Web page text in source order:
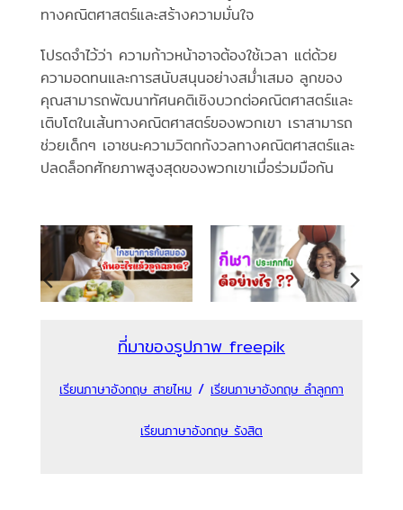
ทางคณิตศาสตร์และสร้างความมั่นใจ
โปรดจำไว้ว่า ความก้าวหน้าอาจต้องใช้เวลา แต่ด้วย
ความอดทนและการสนับสนุนอย่างสม่ำเสมอ ลูกของ
คุณสามารถพัฒนาทัศนคติเชิงบวกต่อคณิตศาสตร์และ
เติบโตในเส้นทางคณิตศาสตร์ของพวกเขา เราสามารถ
ช่วยเด็กๆ เอาชนะความวิตกกังวลทางคณิตศาสตร์และ
ปลดล็อกศักยภาพสูงสุดของพวกเขาเมื่อร่วมมือกัน
ที่มาของรูปภาพ freepik
เรียนภาษาอังกฤษ สายไหม / เรียนภาษาอังกฤษ ลำลูกกา
เรียนภาษาอังกฤษ รังสิต